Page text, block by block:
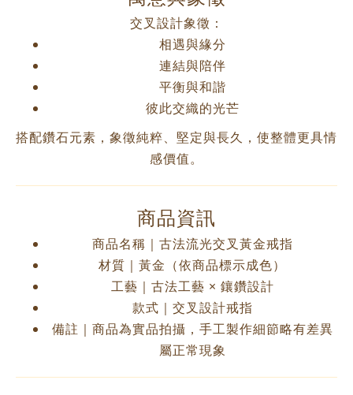
交叉設計象徵：
相遇與緣分
連結與陪伴
平衡與和諧
彼此交織的光芒
搭配鑽石元素，象徵純粹、堅定與長久，使整體更具情
感價值。
商品資訊
商品名稱｜古法流光交叉黃金戒指
材質｜黃金（依商品標示成色）
工藝｜古法工藝 × 鑲鑽設計
款式｜交叉設計戒指
備註｜商品為實品拍攝，手工製作細節略有差異
屬正常現象